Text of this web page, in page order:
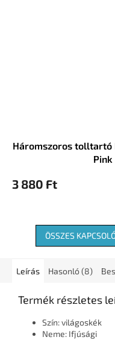
Háromszoros tolltartó
Pink
3 880 Ft
ÖSSZES
Leírás Hasonló (8)
Termék részletes
Szín: világoskék
Neme: Ifjúsági